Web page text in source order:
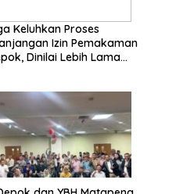
Keluhkan Proses
Izin Pemakaman
Dinilai Lebih Lama